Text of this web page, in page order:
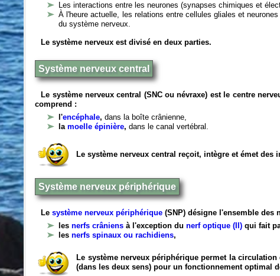
Les interactions entre les neurones (synapses chimiques et
À l'heure actuelle, les relations entre cellules gliales et
du système nerveux.
Le système nerveux est divisé en deux parties.
Système nerveux central
Le système nerveux central (SNC ou névraxe) est le centre
comprend :
l'encéphale,dans la boîte crânienne,
lamoelle épinière,dans le canal vertébral.
Le système nerveux central reçoit, intègre et émet des
Système nerveux périphérique
Lesystème nerveux périphérique (SNP) désigne l'ensemble des
lesnerfs crâniens à l'exception du nerf optique (II) qui fait
lesnerfs spinaux ou rachidiens,
Le système nerveux périphérique permet la
(dans les deux sens) pour un fonctionnement optimal